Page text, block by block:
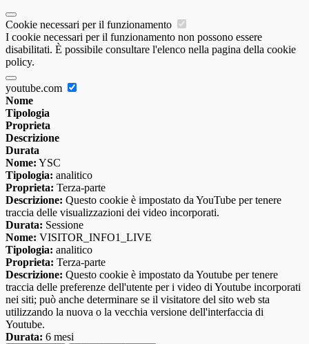
Cookie necessari per il funzionamento
I cookie necessari per il funzionamento non possono essere
disabilitati. È possibile consultare l'elenco nella pagina della cookie
policy.
youtube.com
Nome
Tipologia
Proprieta
Descrizione
Durata
Nome: YSC
Tipologia: analitico
Proprieta: Terza-parte
Descrizione: Questo cookie è impostato da YouTube per tenere
traccia delle visualizzazioni dei video incorporati.
Durata: Sessione
Nome: VISITOR_INFO1_LIVE
Tipologia: analitico
Proprieta: Terza-parte
Descrizione: Questo cookie è impostato da Youtube per tenere
traccia delle preferenze dell'utente per i video di Youtube incorporati
nei siti; può anche determinare se il visitatore del sito web sta
utilizzando la nuova o la vecchia versione dell'interfaccia di
Youtube.
Durata: 6 mesi